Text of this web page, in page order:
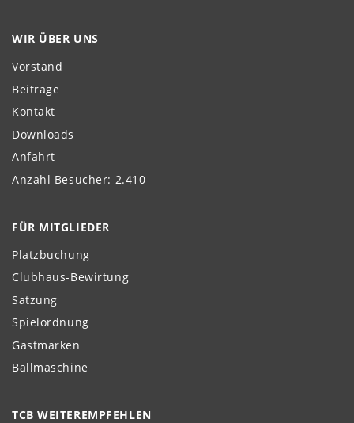
WIR ÜBER UNS
Vorstand
Beiträge
Kontakt
Downloads
Anfahrt
Anzahl Besucher: 2.410
FÜR MITGLIEDER
Platzbuchung
Clubhaus-Bewirtung
Satzung
Spielordnung
Gastmarken
Ballmaschine
TCB WEITEREMPFEHLEN